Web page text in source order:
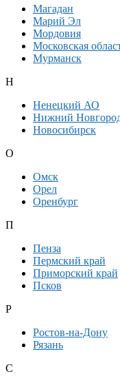
Магадан
Марий Эл
Мордовия
Московская
Мурманск
Н
Ненецкий АО
Нижний
Новосибирск
О
Омск
Орел
Оренбург
П
Пенза
Пермский край
Приморский край
Псков
Р
Ростов-на-Дону
Рязань
С